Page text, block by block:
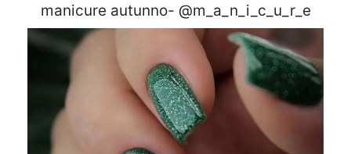
manicure autunno- @m_a_n_i_c_u_r_e